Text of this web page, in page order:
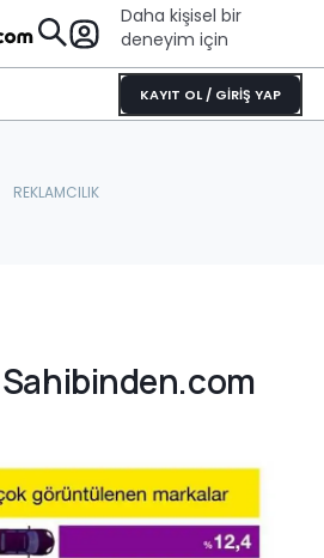
Daha kişisel bir
deneyim için
KAYIT OL / GİRİŞ YAP